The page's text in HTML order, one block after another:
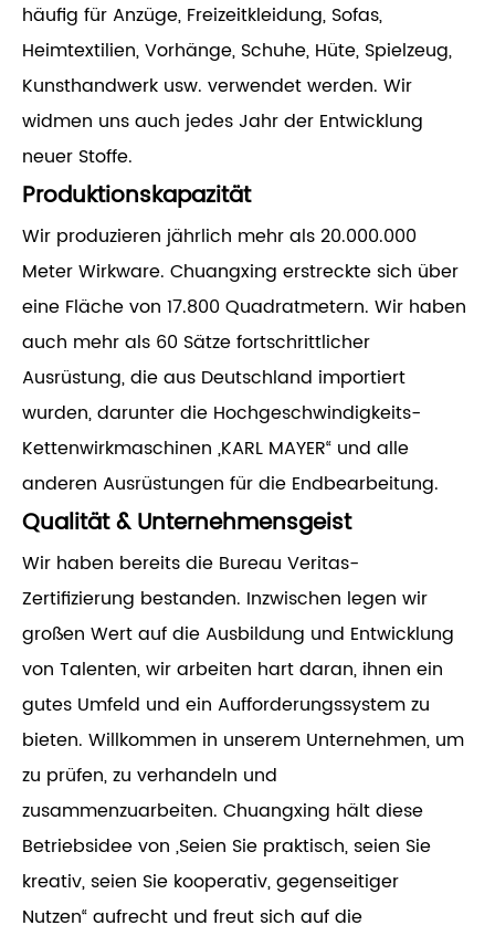
häufig für Anzüge, Freizeitkleidung, Sofas,
Heimtextilien, Vorhänge, Schuhe, Hüte, Spielzeug,
Kunsthandwerk usw. verwendet werden. Wir
widmen uns auch jedes Jahr der Entwicklung
neuer Stoffe.
Produktionskapazität
Wir produzieren jährlich mehr als 20.000.000
Meter Wirkware. Chuangxing erstreckte sich über
eine Fläche von 17.800 Quadratmetern. Wir haben
auch mehr als 60 Sätze fortschrittlicher
Ausrüstung, die aus Deutschland importiert
wurden, darunter die Hochgeschwindigkeits-
Kettenwirkmaschinen „KARL MAYER“ und alle
anderen Ausrüstungen für die Endbearbeitung.
Qualität & Unternehmensgeist
Wir haben bereits die Bureau Veritas-
Zertifizierung bestanden. Inzwischen legen wir
großen Wert auf die Ausbildung und Entwicklung
von Talenten, wir arbeiten hart daran, ihnen ein
gutes Umfeld und ein Aufforderungssystem zu
bieten. Willkommen in unserem Unternehmen, um
zu prüfen, zu verhandeln und
zusammenzuarbeiten. Chuangxing hält diese
Betriebsidee von „Seien Sie praktisch, seien Sie
kreativ, seien Sie kooperativ, gegenseitiger
Nutzen“ aufrecht und freut sich auf die